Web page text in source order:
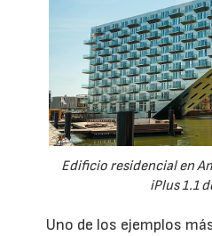
Edificio residencial en
iPlus 1.1
Uno de los ejemplos